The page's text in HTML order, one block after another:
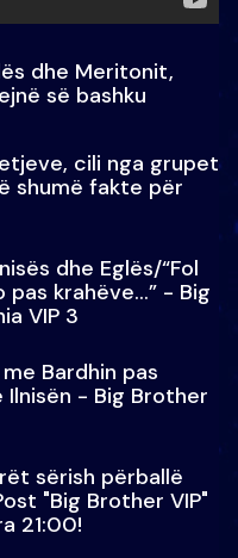
dhe Meritonit,
së bashku
cili nga grupet
shumë fakte për
dhe Eglës/“Fol
pas krahëve…” - Big
VIP 3
Bardhin pas
- Big Brother
sërish përballë
"Big Brother VIP"
21:00!